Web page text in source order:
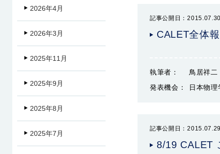
記事公開日：
CALET全体
執筆者：
鳥居祥二
発表機会：
日本物
記事公開日：
8/19 CALET
2026年4月
2026年3月
2025年11月
2025年9月
2025年8月
2025年7月